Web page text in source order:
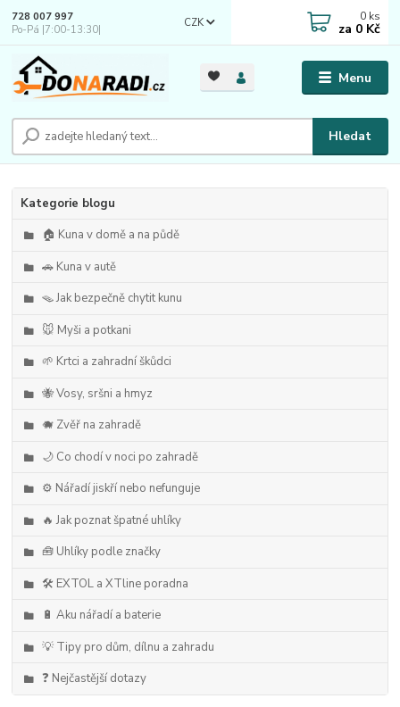
Menu
CZK
Hledat
728 007 997
Po-Pá |7:00-13:30|
0 ks
za 0 Kč
Kategorie blogu
🏠 Kuna v domě a na půdě
🚗 Kuna v autě
🪤 Jak bezpečně chytit kunu
🐭 Myši a potkani
🌱 Krtci a zahradní škůdci
🐝 Vosy, sršni a hmyz
🐗 Zvěř na zahradě
🌙 Co chodí v noci po zahradě
⚙️ Nářadí jiskří nebo nefunguje
🔥 Jak poznat špatné uhlíky
🧰 Uhlíky podle značky
🛠️ EXTOL a XTline poradna
🔋 Aku nářadí a baterie
💡 Tipy pro dům, dílnu a zahradu
❓ Nejčastější dotazy